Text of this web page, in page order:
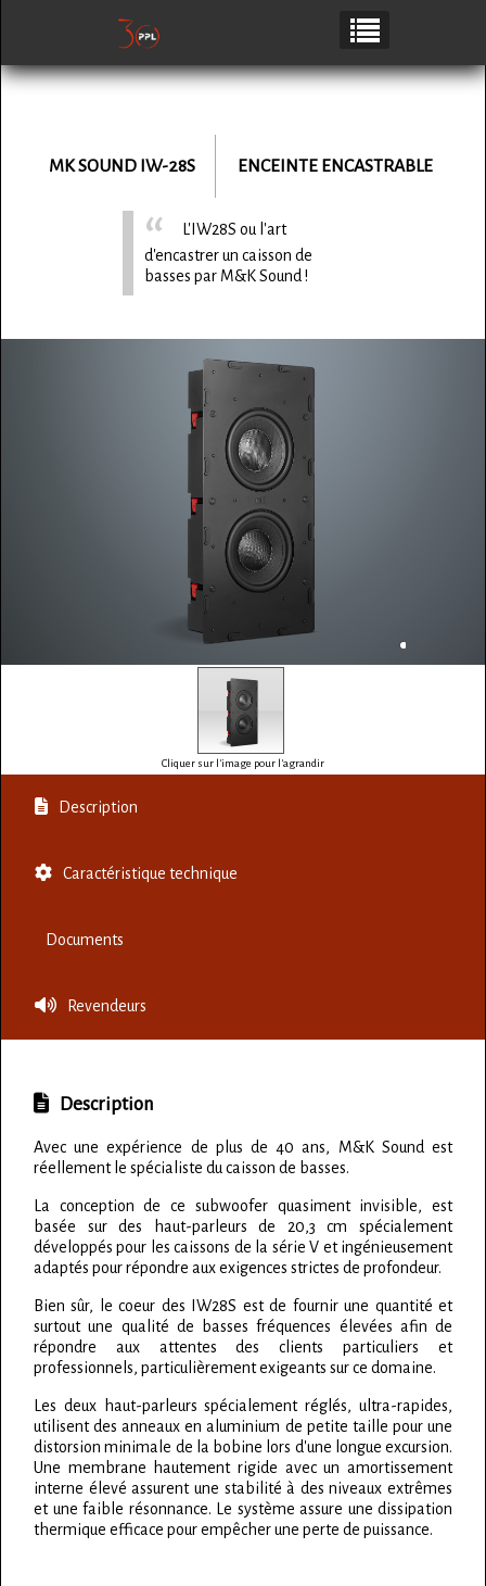
MK SOUND IW-28S ENCEINTE ENCASTRABLE
L'IW28S ou l'art
d'encastrer un caisson de
basses par M&K Sound !
Cliquer sur l'image pour l'agrandir
Description
Caractéristique technique
Documents
Revendeurs
Description
Avec une expérience de plus de 40 ans, M&K Sound est
réellement le spécialiste du caisson de basses.
La conception de ce subwoofer quasiment invisible, est
basée sur des haut-parleurs de 20,3 cm spécialement
développés pour les caissons de la série V et ingénieusement
adaptés pour répondre aux exigences strictes de profondeur.
Bien sûr, le coeur des IW28S est de fournir une quantité et
surtout une qualité de basses fréquences élevées afin de
répondre aux attentes des clients particuliers et
professionnels, particulièrement exigeants sur ce domaine.
Les deux haut-parleurs spécialement réglés, ultra-rapides,
utilisent des anneaux en aluminium de petite taille pour une
distorsion minimale de la bobine lors d'une longue excursion.
Une membrane hautement rigide avec un amortissement
interne élevé assurent une stabilité à des niveaux extrêmes
et une faible résonnance. Le système assure une dissipation
thermique efficace pour empêcher une perte de puissance.